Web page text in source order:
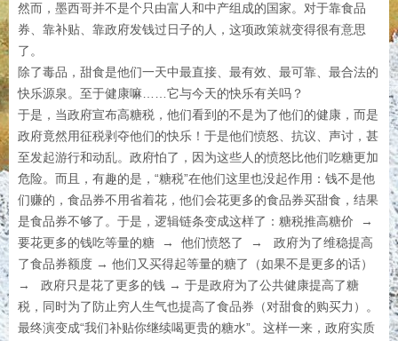
然而，墨西哥并不是个只由富人和中产组成的国家。对于靠食品
券、靠补贴、靠政府发钱过日子的人，这项政策就变得很有意思
了。
除了毒品，甜食是他们一天中最直接、最有效、最可靠、最合法的
快乐源泉。至于健康嘛……它与今天的快乐有关吗？
于是，当政府宣布高糖税，他们看到的不是为了他们的健康，而是
政府竟然用征税剥夺他们的快乐！于是他们愤怒、抗议、声讨，甚
至发起游行和动乱。政府怕了，因为这些人的愤怒比他们吃糖更加
危险。而且，有趣的是，“糖税”在他们这里也没起作用：钱不是他
们赚的，食品券不用省着花，他们会花更多的食品券买甜食，结果
是食品券不够了。于是，逻辑链条变成这样了：糖税推高糖价 →
要花更多的钱吃等量的糖 → 他们愤怒了 → 政府为了维稳提高
了食品券额度 → 他们又买得起等量的糖了（如果不是更多的话）
→ 政府只是花了更多的钱 → 于是政府为了公共健康提高了糖
税，同时为了防止穷人生气也提高了食品券（对甜食的购买力）。
最终演变成“我们补贴你继续喝更贵的糖水”。这样一来，政府实质